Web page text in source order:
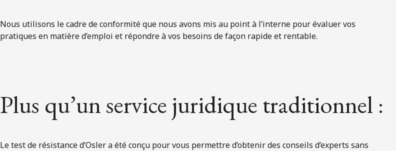
Nous utilisons le cadre de conformité que nous avons mis au point à l’interne pour évaluer vos
pratiques en matière d’emploi et répondre à vos besoins de façon rapide et rentable.
Plus qu’un service juridique traditionnel :
Le test de résistance d’Osler a été conçu pour vous permettre d’obtenir des conseils d’experts sans